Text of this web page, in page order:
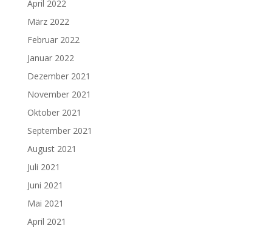
April 2022
März 2022
Februar 2022
Januar 2022
Dezember 2021
November 2021
Oktober 2021
September 2021
August 2021
Juli 2021
Juni 2021
Mai 2021
April 2021